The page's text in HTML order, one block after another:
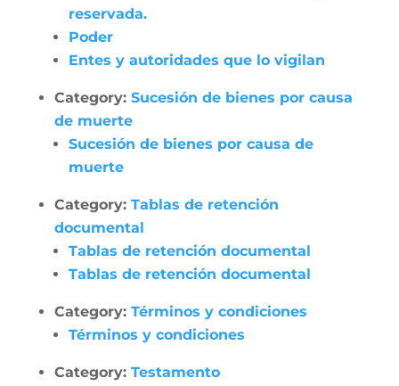
reservada.
Poder
Entes y autoridades que lo vigilan
Category: Sucesión de bienes por causa
de muerte
Sucesión de bienes por causa de
muerte
Category: Tablas de retención
documental
Tablas de retención documental
Tablas de retención documental
Category: Términos y condiciones
Términos y condiciones
Category: Testamento